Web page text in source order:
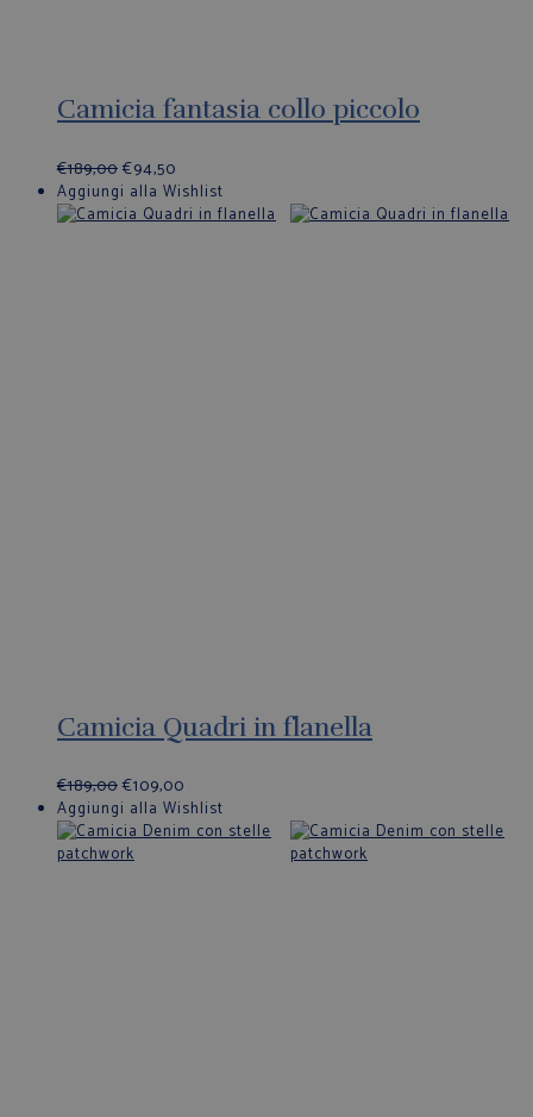
Camicia fantasia collo piccolo
€189,00€94,50
Aggiungi alla Wishlist
Camicia Quadri in flanella
€189,00€109,00
Aggiungi alla Wishlist